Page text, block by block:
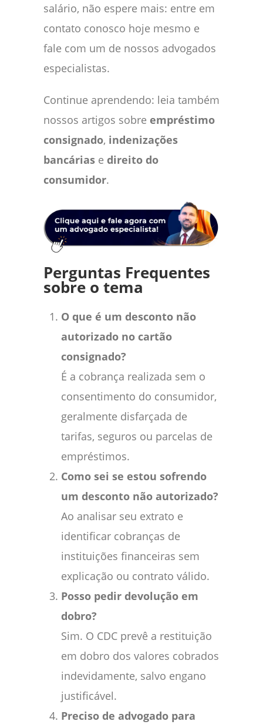
salário, não espere mais: entre em
contato conosco hoje mesmo e
fale com um de nossos advogados
especialistas.
Continue aprendendo: leia também
nossos artigos sobre empréstimo
consignado, indenizações
bancárias e direito do
consumidor.
Perguntas Frequentes
sobre o tema
O que é um desconto não
autorizado no cartão
consignado?
É a cobrança realizada sem o
consentimento do consumidor,
geralmente disfarçada de
tarifas, seguros ou parcelas de
empréstimos.
Como sei se estou sofrendo
um desconto não autorizado?
Ao analisar seu extrato e
identificar cobranças de
instituições financeiras sem
explicação ou contrato válido.
Posso pedir devolução em
dobro?
Sim. O CDC prevê a restituição
em dobro dos valores cobrados
indevidamente, salvo engano
justificável.
Preciso de advogado para